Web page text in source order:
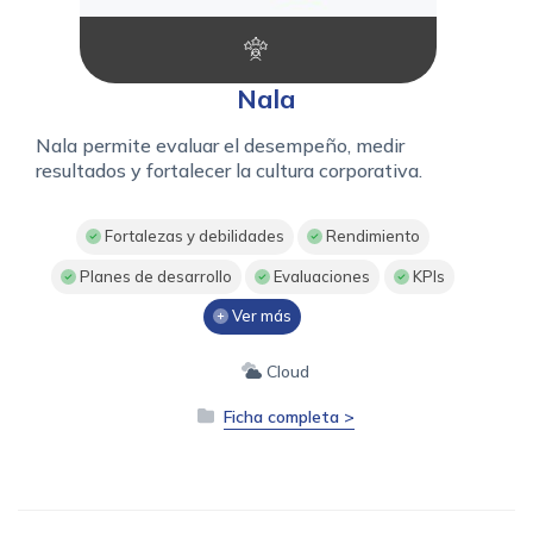
Nala
Nala permite evaluar el desempeño, medir
resultados y fortalecer la cultura corporativa.
Fortalezas y debilidades Rendimiento
Planes de desarrollo Evaluaciones KPIs
Ver más
Cloud
Ficha completa >